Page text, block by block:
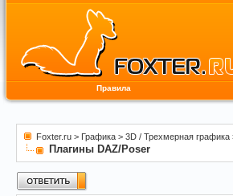
Правила
Foxter.ru > Графика > 3D / Трехмерная графика
Плагины DAZ/Poser